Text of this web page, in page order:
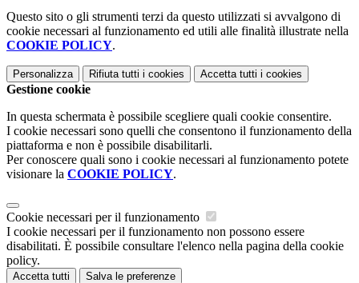
Questo sito o gli strumenti terzi da questo utilizzati si avvalgono di
cookie necessari al funzionamento ed utili alle finalità illustrate nella
COOKIE POLICY.
Personalizza Rifiuta tutti i cookies Accetta tutti i cookies
Gestione cookie
In questa schermata è possibile scegliere quali cookie consentire.
I cookie necessari sono quelli che consentono il funzionamento della
piattaforma e non è possibile disabilitarli.
Per conoscere quali sono i cookie necessari al funzionamento potete
visionare la COOKIE POLICY.
Cookie necessari per il funzionamento
I cookie necessari per il funzionamento non possono essere
disabilitati. È possibile consultare l'elenco nella pagina della cookie
policy.
Accetta tutti Salva le preferenze